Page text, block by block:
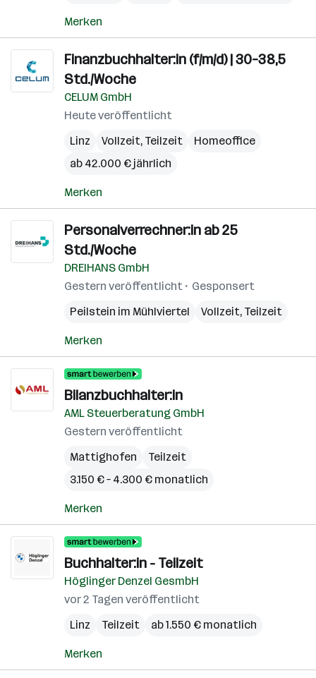
Merken
Finanzbuchhalter:in (f/m/d) | 30–38,5
Std./Woche
CELUM GmbH
Heute veröffentlicht
Linz
Vollzeit, Teilzeit
Homeoffice
ab 42.000 € jährlich
Merken
Personalverrechner:in ab 25
Std./Woche
DREIHANS GmbH
Gestern veröffentlicht
Gesponsert
Peilstein im Mühlviertel
Vollzeit, Teilzeit
Merken
Bilanzbuchhalter:in
AML Steuerberatung GmbH
Gestern veröffentlicht
Mattighofen
Teilzeit
3.150 € – 4.300 € monatlich
Merken
Buchhalter:in - Teilzeit
Höglinger Denzel GesmbH
vor 2 Tagen veröffentlicht
Linz
Teilzeit ab 1.550 € monatlich
Merken